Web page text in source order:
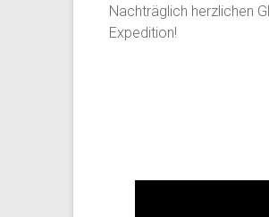
Nachträglich herzlichen
Expedition!